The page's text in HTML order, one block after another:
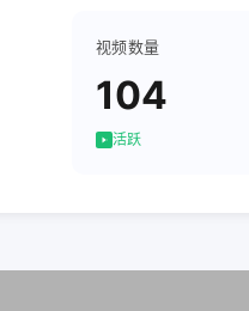
视频数量
104
活跃